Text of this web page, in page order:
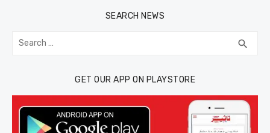
SEARCH NEWS
Search
for: search
GET OUR APP ON PLAYSTORE